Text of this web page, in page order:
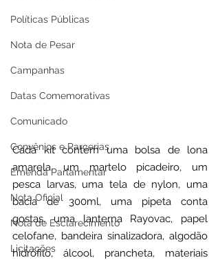
Políticas Públicas
Nota de Pesar
Campanhas
Datas Comemorativas
Comunicado
Convênios e Parcerias
Emenda Parlamentar
Nota Oficial
Nota de Esclarecimento
Licitações
Cada kit contém uma bolsa de lona
amarela, um martelo picadeiro, um
pesca larvas, uma tela de nylon, uma
bacia de 300ml, uma pipeta conta
gostas, uma lanterna Rayovac, papel
celofane, bandeira sinalizadora, algodão
hidrófilo, álcool, prancheta, materiais